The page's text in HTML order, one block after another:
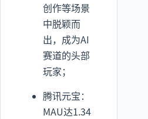
创作等场景
中脱颖而
出，成为AI
赛道的头部
玩家；
腾讯元宝：
MAU达1.34